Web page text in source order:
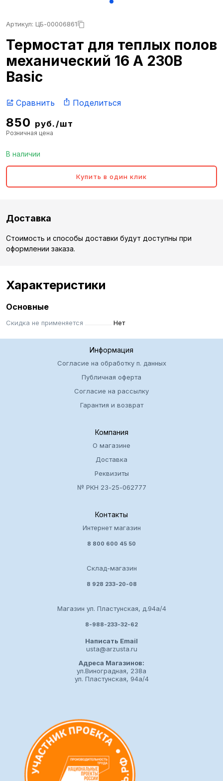
Артикул: ЦБ-00006861
Термостат для теплых полов
механический 16 A 230В
Basic
Сравнить Поделиться
850 руб./шт
Розничная цена
В наличии
Купить в один клик
Доставка
Стоимость и способы доставки будут доступны при
оформлении заказа.
Характеристики
Основные
Скидка не применяется Нет
Информация
Согласие на обработку п. данных
Публичная оферта
Согласие на рассылку
Гарантия и возврат
Компания
О магазине
Доставка
Реквизиты
№ РКН 23-25-062777
Контакты
Интернет магазин
8 800 600 45 50
Склад-магазин
8 928 233-20-08
Магазин ул. Пластунская, д.94а/4
8-988-233-32-62
Написать Email
usta@arzusta.ru
Адреса Магазинов:
ул.Виноградная, 238а
ул. Пластунская, 94а/4